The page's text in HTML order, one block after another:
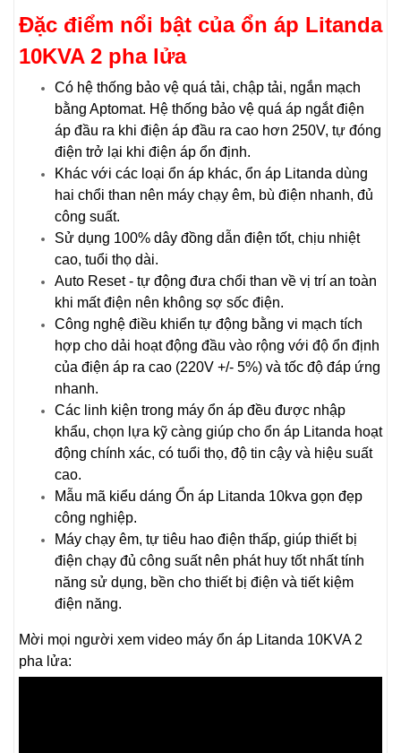
Đặc điểm nổi bật của ổn áp Litanda
10KVA 2 pha lửa
Có hệ thống bảo vệ quá tải, chập tải, ngắn mạch
bằng Aptomat. Hệ thống bảo vệ quá áp ngắt điện
áp đầu ra khi điện áp đầu ra cao hơn 250V, tự đóng
điện trở lại khi điện áp ổn định.
Khác với các loại ổn áp khác, ổn áp Litanda dùng
hai chổi than nên máy chạy êm, bù điện nhanh, đủ
công suất.
Sử dụng 100% dây đồng dẫn điện tốt, chịu nhiệt
cao, tuổi thọ dài.
Auto Reset - tự động đưa chổi than về vị trí an toàn
khi mất điện nên không sợ sốc điện.
Công nghệ điều khiển tự động bằng vi mạch tích
hợp cho dải hoạt động đầu vào rộng với độ ổn định
của điện áp ra cao (220V +/- 5%) và tốc độ đáp ứng
nhanh.
Các linh kiện trong máy ổn áp đều được nhập
khẩu, chọn lựa kỹ càng giúp cho ổn áp Litanda hoạt
động chính xác, có tuổi thọ, độ tin cậy và hiệu suất
cao.
Mẫu mã kiểu dáng Ổn áp Litanda 10kva gọn đẹp
công nghiệp.
Máy chạy êm, tự tiêu hao điện thấp, giúp thiết bị
điện chạy đủ công suất nên phát huy tốt nhất tính
năng sử dụng, bền cho thiết bị điện và tiết kiệm
điện năng.
Mời mọi người xem video máy ổn áp Litanda 10KVA 2
pha lửa: